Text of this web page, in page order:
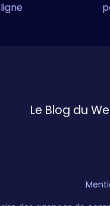
ligne
Le Blog du